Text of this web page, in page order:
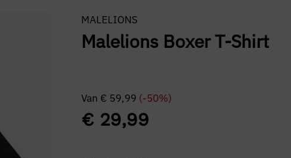
MALELIONS
Malelions Boxer T-Shirt
Van € 59,99 (-50%)
€29,99